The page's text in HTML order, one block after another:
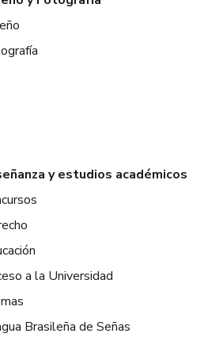
y estudios académicos
a la Universidad
Brasileña de Señas